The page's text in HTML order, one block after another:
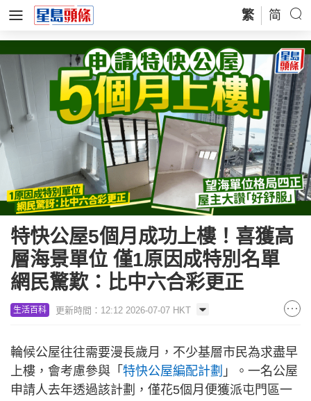
繁 简
特快公屋5個月成功上樓！喜獲高
層海景單位 僅1原因成特別名單
網民驚歎：比中六合彩更正
生活百科 更新時間：12:12 2026-07-07 HKT
輪候公屋往往需要漫長歲月，不少基層市民為求盡早
上樓，會考慮參與「 特快公屋編配計劃 」。一名公屋
申請人去年透過該計劃，僅花5個月便獲派屯門區一